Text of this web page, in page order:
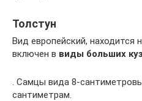
Толстун
Вид европейский, находится
включен в виды больших
. Самцы вида 8-
сантиметрам.